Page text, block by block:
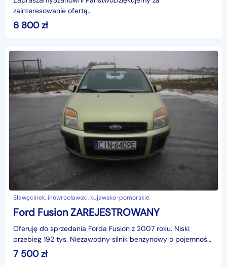
zainteresowanie ofertą
AutazEuropejskichSalonow.pl.czynne:pn-pt 9-18.sob 10-15.
Parkuje w Wejherowo,ul. Orzeszkowej 10,
6 800zł
Sławęcinek, inowrocławski, kujawsko-pomorskie
Ford Fusion ZAREJESTROWANY
Oferuję do sprzedania Forda Fusion z 2007 roku. Niski
przebieg 192 tys. Niezawodny silnik benzynowy o pojemności
1400 cm3 .charakteryzuje się dużą dynamiką, a d
7 500zł